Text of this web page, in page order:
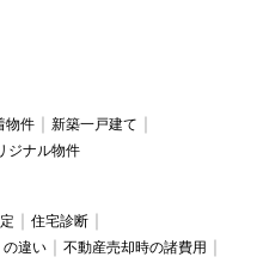
物件
新築一戸建て
ジナル物件
住宅診断
の違い
不動産売却時の諸費用